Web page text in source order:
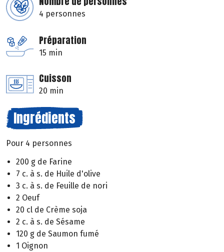
4 personnes
Préparation
15 min
Cuisson
20 min
Ingrédients
Pour 4 personnes
200 g de Farine
7 c. à s. de Huile d'olive
3 c. à s. de Feuille de nori
2 Oeuf
20 cl de Crème soja
2 c. à s. de Sésame
120 g de Saumon fumé
1 Oignon